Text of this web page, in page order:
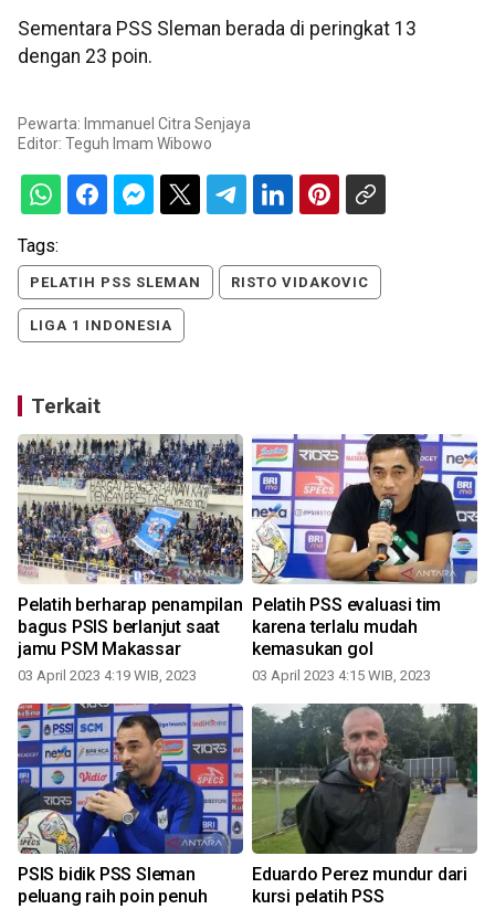
Sementara PSS Sleman berada di peringkat 13
dengan 23 poin.
Pewarta: Immanuel Citra Senjaya
Editor: Teguh Imam Wibowo
Tags:
PELATIH PSS SLEMAN RISTO VIDAKOVIC
LIGA 1 INDONESIA
Terkait
Pelatih berharap penampilan
bagus PSIS berlanjut saat
jamu PSM Makassar
03 April 2023 4:19 WIB, 2023
Pelatih PSS evaluasi tim
karena terlalu mudah
kemasukan gol
03 April 2023 4:15 WIB, 2023
PSIS bidik PSS Sleman
peluang raih poin penuh
Eduardo Perez mundur dari
kursi pelatih PSS